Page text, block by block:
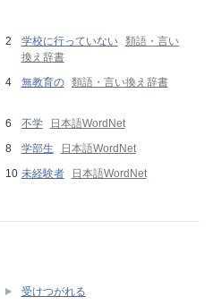
学校に行っていない 類語・言い
換え辞書
無教育の 類語・言い換え辞書
不学
日本語WordNet
学部生
日本語WordNet
未経験者 日本語WordNet
受けつがれる